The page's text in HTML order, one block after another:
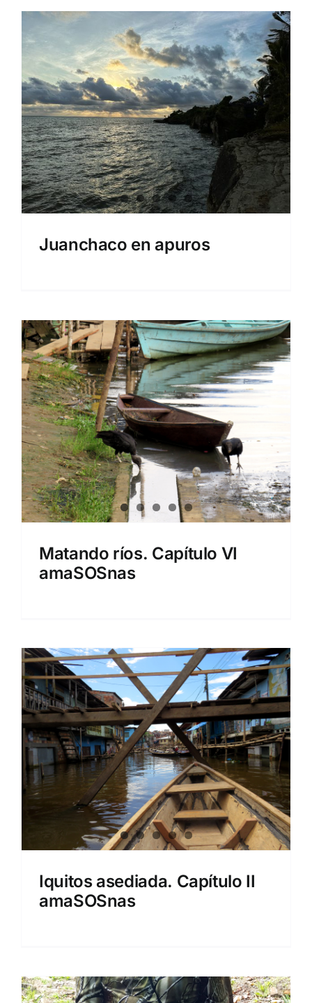
Juanchaco en apuros
Matando ríos. Capítulo VI
amaSOSnas
Iquitos asediada. Capítulo II
amaSOSnas